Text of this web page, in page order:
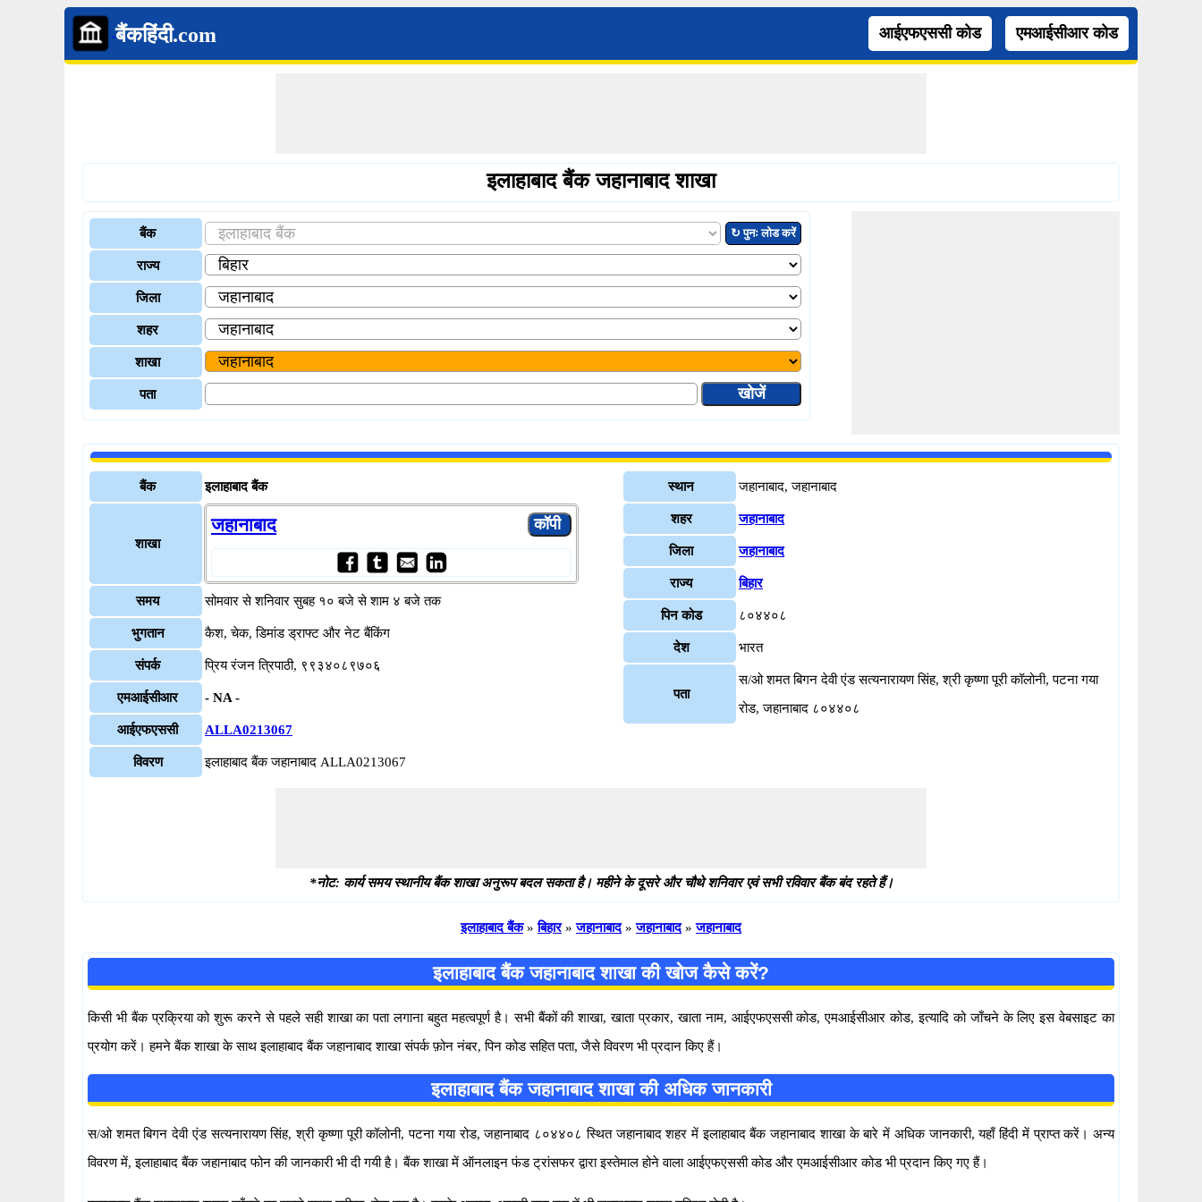
बैंकहिंदी.com आईएफएससी कोड एमआईसीआर कोड
इलाहाबाद बैंक जहानाबाद शाखा
बैंक ↻ पुनः लोड करें
राज्य
जिला
शहर
शाखा
पता
बैंक इलाहाबाद बैंक
शाखा
जहानाबाद
समय सोमवार से शनिवार सुबह १० बजे से शाम ४ बजे तक
भुगतान कैश, चेक, डिमांड ड्राफ्ट और नेट बैंकिंग
संपर्क प्रिय रंजन त्रिपाठी, ९९३४०८९७०६
एमआईसीआर - NA -
आईएफएससी ALLA0213067
विवरण इलाहाबाद बैंक जहानाबाद ALLA0213067
स्थान जहानाबाद, जहानाबाद
शहर जहानाबाद
जिला जहानाबाद
राज्य बिहार
पिन कोड ८०४४०८
देश भारत
पता
स/ओ शमत बिगन देवी एंड सत्यनारायण सिंह, श्री कृष्णा पूरी कॉलोनी, पटना गया
रोड, जहानाबाद ८०४४०८
*नोट: कार्य समय स्थानीय बैंक शाखा अनुरूप बदल सकता है। महीने के दूसरे और चौथे शनिवार एवं सभी रविवार बैंक बंद रहते हैं।
इलाहाबाद बैंक » बिहार » जहानाबाद » जहानाबाद » जहानाबाद
इलाहाबाद बैंक जहानाबाद शाखा की खोज कैसे करें?
किसी भी बैंक प्रक्रिया को शुरू करने से पहले सही शाखा का पता लगाना बहुत महत्वपूर्ण है। सभी बैंकों की शाखा, खाता प्रकार, खाता नाम, आईएफएससी कोड, एमआईसीआर कोड, इत्यादि को जाँचने के लिए इस वेबसाइट का
प्रयोग करें। हमने बैंक शाखा के साथ इलाहाबाद बैंक जहानाबाद शाखा संपर्क फ़ोन नंबर, पिन कोड सहित पता, जैसे विवरण भी प्रदान किए हैं।
इलाहाबाद बैंक जहानाबाद शाखा की अधिक जानकारी
स/ओ शमत बिगन देवी एंड सत्यनारायण सिंह, श्री कृष्णा पूरी कॉलोनी, पटना गया रोड, जहानाबाद ८०४४०८ स्थित जहानाबाद शहर में इलाहाबाद बैंक जहानाबाद शाखा के बारे में अधिक जानकारी, यहाँ हिंदी में प्राप्त करें। अन्य
विवरण में, इलाहाबाद बैंक जहानाबाद फोन की जानकारी भी दी गयी है। बैंक शाखा में ऑनलाइन फंड ट्रांसफर द्वारा इस्तेमाल होने वाला आईएफएससी कोड और एमआईसीआर कोड भी प्रदान किए गए हैं।